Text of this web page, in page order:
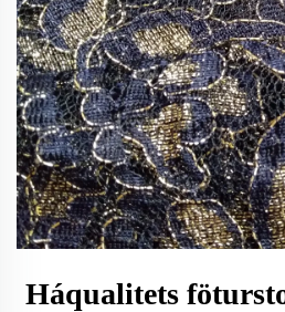
Háqualitets